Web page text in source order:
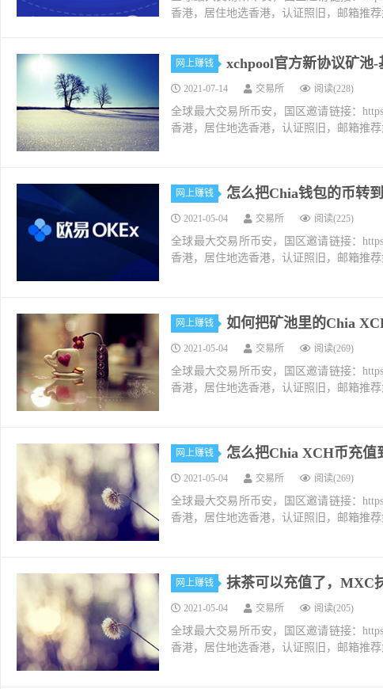
香港，居住地选香港，认证照旧，邮箱推
网上赚钱 xchpool官方新协议矿池
2021-07-14 交易所 阅读(228)
全球最大交易所币安，国区邀请链接：
香港，居住地选香港，认证照旧，邮箱推
网上赚钱 怎么把Chia钱包的币转
2021-05-04 交易所 阅读(225)
全球最大交易所币安，国区邀请链接：
香港，居住地选香港，认证照旧，邮箱推
网上赚钱 如何把矿池里的Chia
2021-05-04 交易所 阅读(269)
全球最大交易所币安，国区邀请链接：
香港，居住地选香港，认证照旧，邮箱推
网上赚钱 怎么把Chia XCH币充
2021-05-04 交易所 阅读(269)
全球最大交易所币安，国区邀请链接：
香港，居住地选香港，认证照旧，邮箱推
网上赚钱 抹茶可以充值了，MXC
2021-05-04 交易所 阅读(205)
全球最大交易所币安，国区邀请链接：
香港，居住地选香港，认证照旧，邮箱推